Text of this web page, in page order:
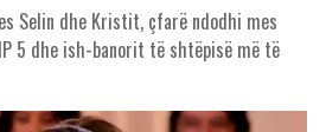
Selin dhe Kristit, çfarë ndodhi mes
5 dhe ish-banorit të shtëpisë më të